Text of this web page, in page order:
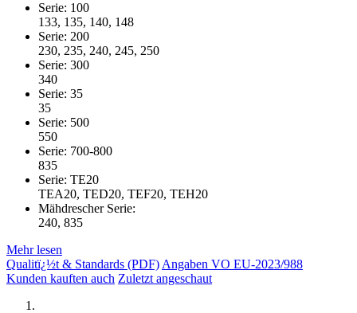
Serie: 100
133, 135, 140, 148
Serie: 200
230, 235, 240, 245, 250
Serie: 300
340
Serie: 35
35
Serie: 500
550
Serie: 700-800
835
Serie: TE20
TEA20, TED20, TEF20, TEH20
Mähdrescher Serie:
240, 835
Mehr lesen
Qualitï¿½t & Standards (PDF)Angaben VO EU-2023/988
Kunden kauften auch Zuletzt angeschaut